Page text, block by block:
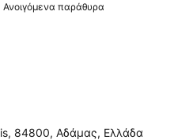
Ανοιγόμενα παράθυρα
84800, Αδάμας, Ελλάδα